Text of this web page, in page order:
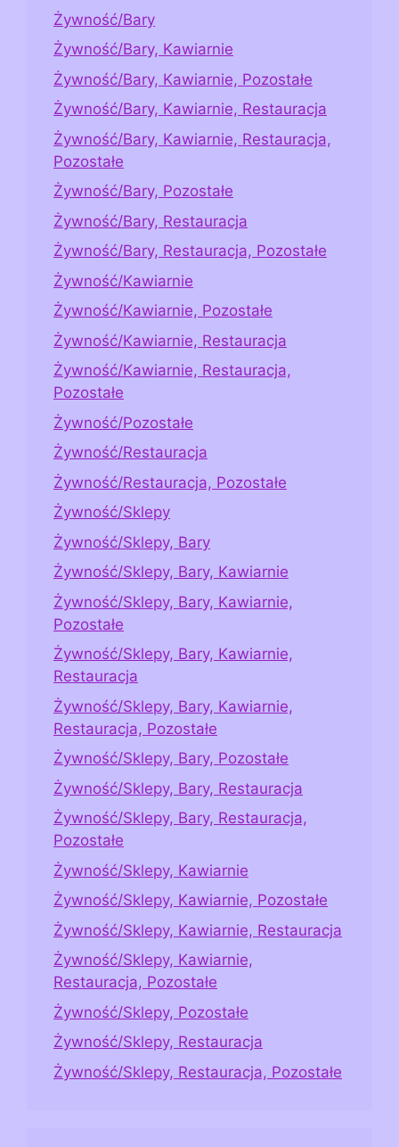
Żywność/Bary
Żywność/Bary, Kawiarnie
Żywność/Bary, Kawiarnie, Pozostałe
Żywność/Bary, Kawiarnie, Restauracja
Żywność/Bary, Kawiarnie, Restauracja,
Pozostałe
Żywność/Bary, Pozostałe
Żywność/Bary, Restauracja
Żywność/Bary, Restauracja, Pozostałe
Żywność/Kawiarnie
Żywność/Kawiarnie, Pozostałe
Żywność/Kawiarnie, Restauracja
Żywność/Kawiarnie, Restauracja,
Pozostałe
Żywność/Pozostałe
Żywność/Restauracja
Żywność/Restauracja, Pozostałe
Żywność/Sklepy
Żywność/Sklepy, Bary
Żywność/Sklepy, Bary, Kawiarnie
Żywność/Sklepy, Bary, Kawiarnie,
Pozostałe
Żywność/Sklepy, Bary, Kawiarnie,
Restauracja
Żywność/Sklepy, Bary, Kawiarnie,
Restauracja, Pozostałe
Żywność/Sklepy, Bary, Pozostałe
Żywność/Sklepy, Bary, Restauracja
Żywność/Sklepy, Bary, Restauracja,
Pozostałe
Żywność/Sklepy, Kawiarnie
Żywność/Sklepy, Kawiarnie, Pozostałe
Żywność/Sklepy, Kawiarnie, Restauracja
Żywność/Sklepy, Kawiarnie,
Restauracja, Pozostałe
Żywność/Sklepy, Pozostałe
Żywność/Sklepy, Restauracja
Żywność/Sklepy, Restauracja, Pozostałe